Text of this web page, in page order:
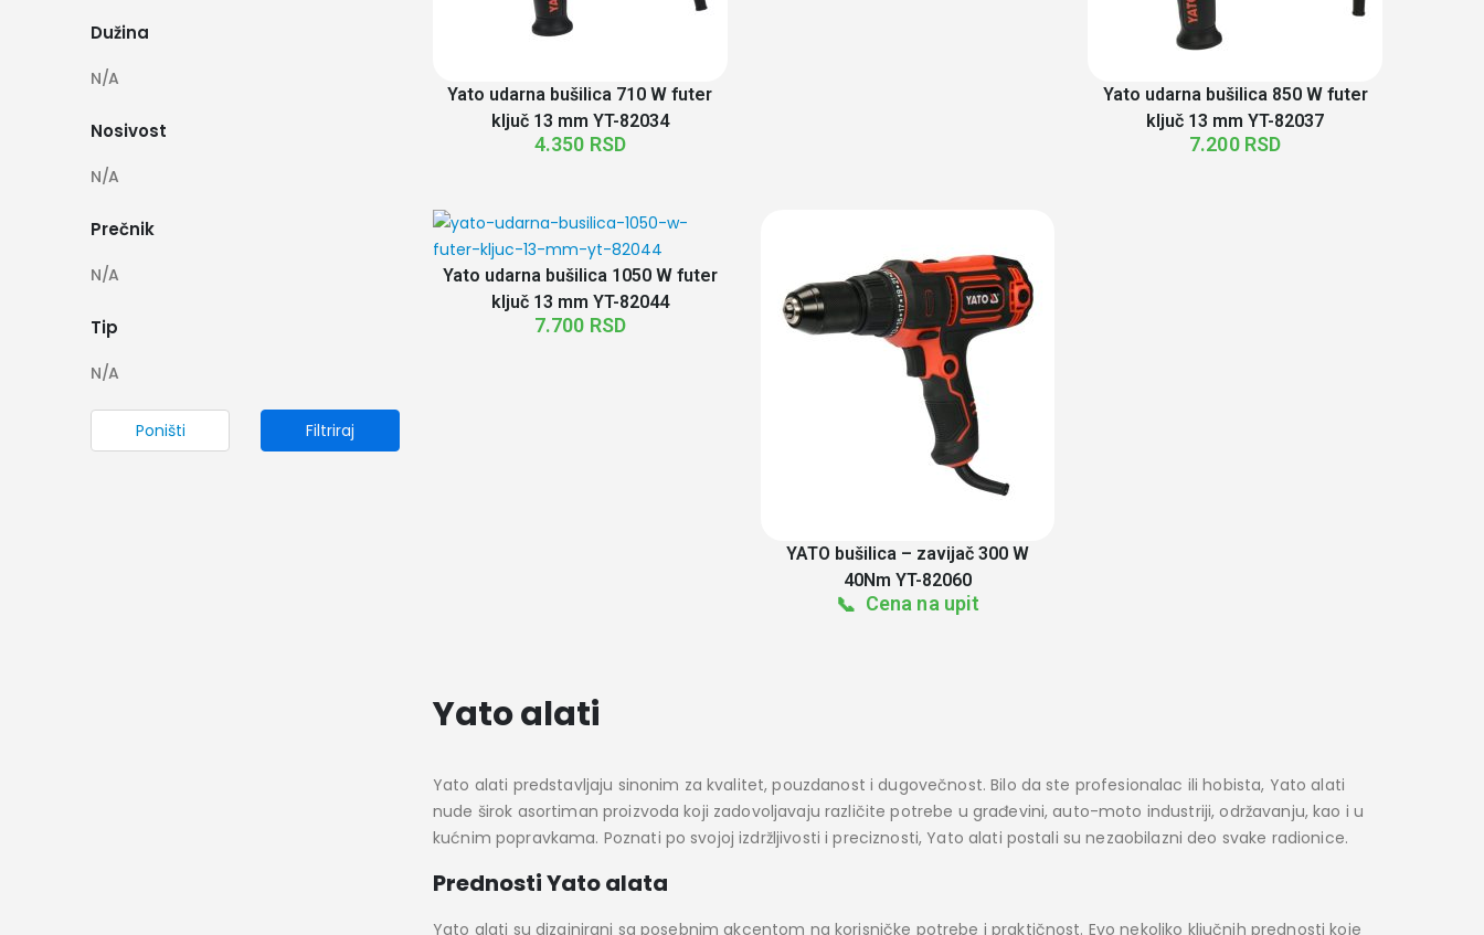
Yato udarna bušilica 710 W futer
ključ 13 mm YT-82034
4.350 RSD
Yato udarna bušilica 850 W futer
ključ 13 mm YT-82037
7.200 RSD
Yato udarna bušilica 1050 W futer
ključ 13 mm YT-82044
7.700 RSD
YATO bušilica – zavijač 300 W
40Nm YT-82060
📞 Cena na upit
Yato alati
Yato alati predstavljaju sinonim za kvalitet, pouzdanost i dugovečnost. Bilo da ste profesionalac ili hobista, Yato alati
nude širok asortiman proizvoda koji zadovoljavaju različite potrebe u građevini, auto-moto industriji, održavanju, kao i u
kućnim popravkama. Poznati po svojoj izdržljivosti i preciznosti, Yato alati postali su nezaobilazni deo svake radionice.
Prednosti Yato alata
Yato alati su dizajnirani sa posebnim akcentom na korisničke potrebe i praktičnost. Evo nekoliko ključnih prednosti koje
Dužina
N/A
Nosivost
N/A
Prečnik
N/A
Tip
N/A
Filtriraj
Poništi